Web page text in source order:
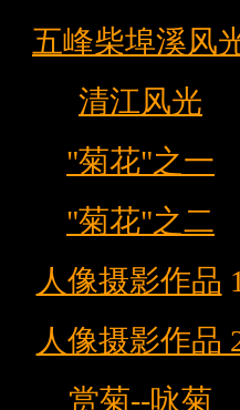
五峰柴埠溪风
清江风光
"菊花"之一
"菊花"之二
人像摄影作品
人像摄影作品
赏菊--咏菊